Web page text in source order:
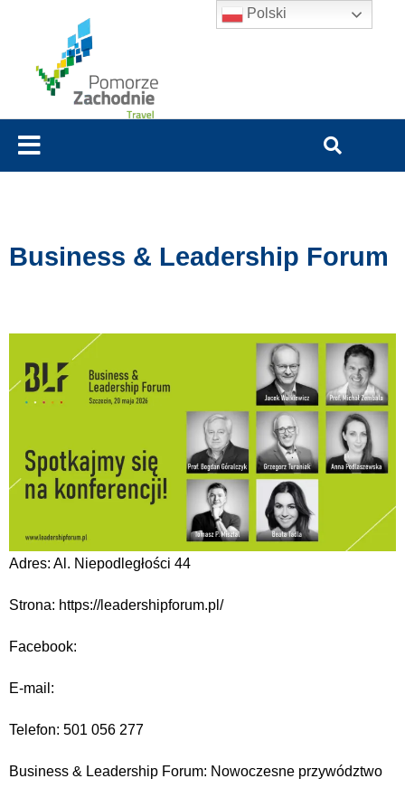
Business & Leadership Forum
Adres: Al. Niepodległości 44
Strona: https://leadershipforum.pl/
Facebook:
E-mail:
Telefon: 501 056 277
Business & Leadership Forum: Nowoczesne przywództwo
Polski